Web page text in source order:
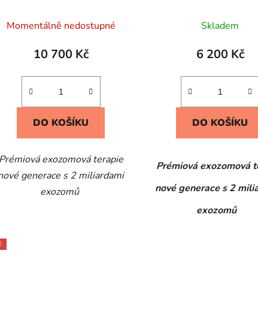
Momentálně nedostupné
10 700 Kč
DO KOŠÍKU
Prémiová exozomová terapie
generace s 2 miliardami
exozomů
Skladem
6 200 Kč
DO KOŠÍKU
Prémiová exozomová
nové generace s 2
exozomů